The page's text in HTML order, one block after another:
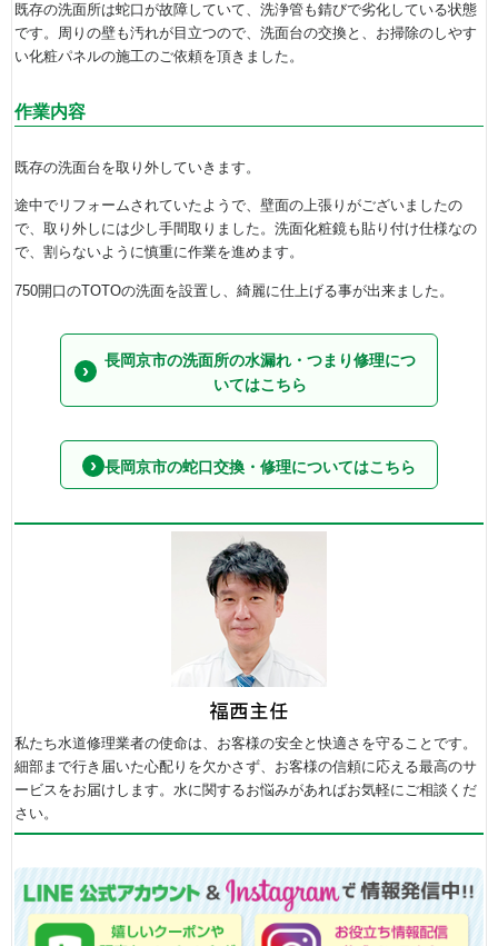
既存の洗面所は蛇口が故障していて、洗浄管も錆びで劣化している状態
です。周りの壁も汚れが目立つので、洗面台の交換と、お掃除のしやす
い化粧パネルの施工のご依頼を頂きました。
作業内容
既存の洗面台を取り外していきます。
途中でリフォームされていたようで、壁面の上張りがございましたの
で、取り外しには少し手間取りました。洗面化粧鏡も貼り付け仕様なの
で、割らないように慎重に作業を進めます。
750開口のTOTOの洗面を設置し、綺麗に仕上げる事が出来ました。
長岡京市の洗面所の水漏れ・つまり修理につ
いてはこちら
長岡京市の蛇口交換・修理についてはこちら
私たち水道修理業者の使命は、お客様の安全と快適さを守ることです。
細部まで行き届いた心配りを欠かさず、お客様の信頼に応える最高のサ
ービスをお届けします。水に関するお悩みがあればお気軽にご相談くだ
さい。